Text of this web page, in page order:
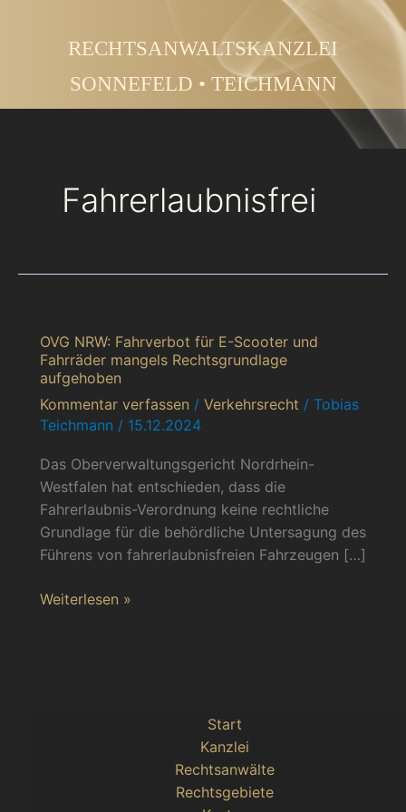
RECHTSANWALTSKANZLEI
SONNEFELD • TEICHMANN
Fahrerlaubnisfrei
OVG NRW: Fahrverbot für E-Scooter und
Fahrräder mangels Rechtsgrundlage
aufgehoben
Kommentar verfassen / Verkehrsrecht / Tobias
Teichmann / 15.12.2024
Das Oberverwaltungsgericht Nordrhein-
Westfalen hat entschieden, dass die
Fahrerlaubnis-Verordnung keine rechtliche
Grundlage für die behördliche Untersagung des
Führens von fahrerlaubnisfreien Fahrzeugen […]
OVG
NRW:
Fahrverbot
für
E-
Scooter
und
Fahrräder
mangels
Rechtsgrundlage
Weiterlesen »
Start
Kanzlei
Rechtsanwälte
Rechtsgebiete